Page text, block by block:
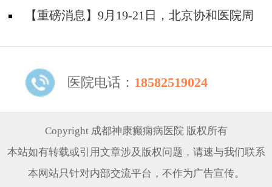
题！
天坛&首钢医院两大专家蓉城亲诊+癫痫大额救
【重磅消息】9月19-21日，北京协和医院周
线！
医院电话： 18582519024
Copyright 成都神康癫痫病医院 版权所有
本站如有转载或引用文章涉及版权问题，请速与我们联系
本网站只针对内部交流平台，不作为广告宣传。